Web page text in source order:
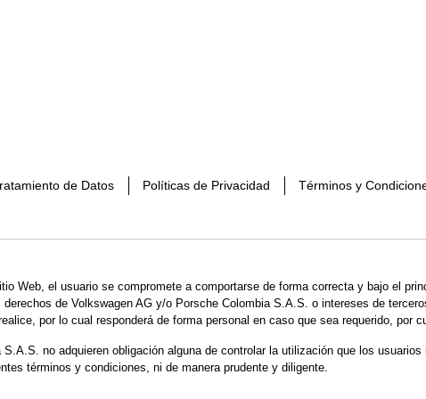
de Datos Políticas de Privacidad Términos y
Web, el usuario se compromete a comportarse de forma correcta y bajo el
de Volkswagen AG y/o Porsche Colombia S.A.S. o intereses de
por lo cual responderá de forma personal en caso que sea requerido, por
no adquieren obligación alguna de controlar la utilización que los
términos y condiciones, ni de manera prudente y diligente.